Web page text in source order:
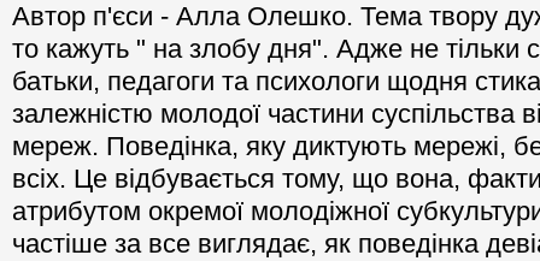
Автор п'єси - Алла Олешко. Тема твору
то кажуть " на злобу дня". Адже не тільки
батьки, педагоги та психологи щодня
залежністю молодої частини суспільства
мереж. Поведінка, яку диктують мережі,
всіх. Це відбувається тому, що вона,
атрибутом окремої молодiжної
частіше за все виглядає, як поведінка